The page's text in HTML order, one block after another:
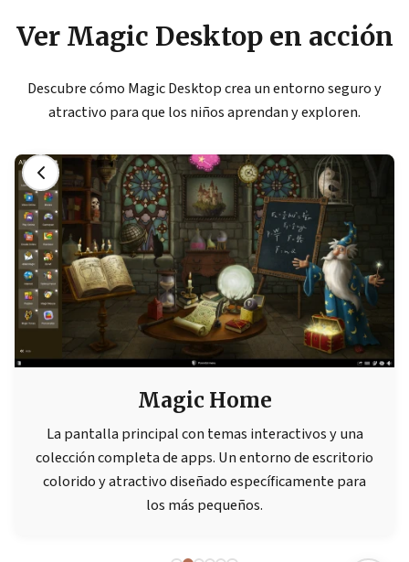
Ver Magic Desktop en acción
Descubre cómo Magic Desktop crea un entorno seguro y
atractivo para que los niños aprendan y exploren.
Magic Home
La pantalla principal con temas interactivos y una
colección completa de apps. Un entorno de escritorio
colorido y atractivo diseñado específicamente para
los más pequeños.